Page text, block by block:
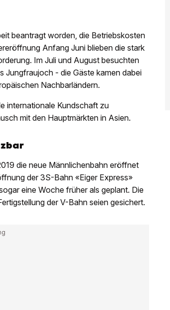
beantragt worden, die Betriebskosten
Anfang Juni blieben die stark
Im Juli und August besuchten
Jungfraujoch - die Gäste kamen dabei
Nachbarländern.
internationale Kundschaft zu
mit den Hauptmärkten in Asien.
die neue Männlichenbahn eröffnet
der 3S-Bahn «Eiger Express»
eine Woche früher als geplant. Die
der V-Bahn seien gesichert.